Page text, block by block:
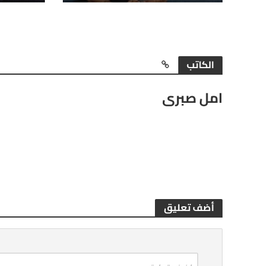
الكاتب
امل صبرى
أضف تعليق